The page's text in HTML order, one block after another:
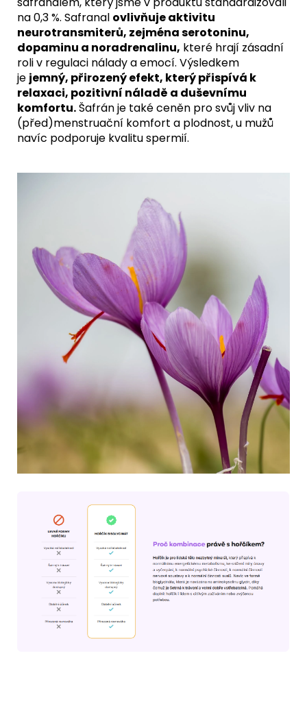
na 0,3 %. Safranal ovlivňuje aktivitu
neurotransmiterů, zejména serotoninu,
dopaminu a noradrenalinu, které hrají zásadní
roli v regulaci nálady a emocí. Výsledkem
je jemný, přirozený efekt, který přispívá k
relaxaci, pozitivní náladě a duševnímu
komfortu.Šafrán je také ceněn pro svůj vliv na
(před)menstruační komfort a plodnost, u mužů
navíc podporuje kvalitu spermií.